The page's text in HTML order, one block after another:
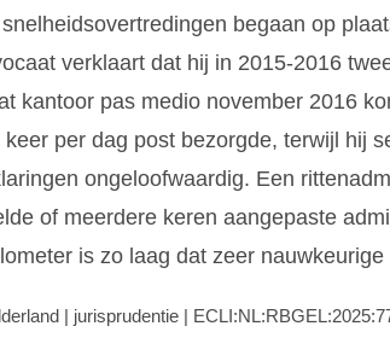
begaan op
verklaart dat hij in 2015-2016
kantoor pas medio november 2016
per dag post bezorgde, terwijl hij
ongeloofwaardig. Een
of meerdere keren aangepaste
is zo laag dat zeer
| jurisprudentie |